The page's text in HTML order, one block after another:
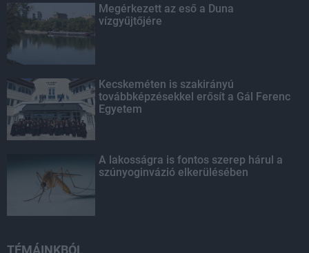
Megérkezett az eső a Duna
vízgyűjtőjére
Kecskeméten is szakirányú
továbbképzésekkel erősít a Gál Ferenc
Egyetem
A lakosságra is fontos szerep hárul a
szúnyoginvázió elkerülésében
TÉMÁINKBÓL